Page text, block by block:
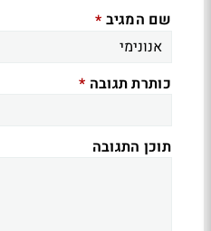
שם המגיב *
כותרת תגובה *
תוכן התגובה